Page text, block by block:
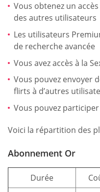
Vous obtenez un
des autres utilisateurs
Les utilisateurs
de recherche avancée
Vous avez accès à la
Vous pouvez envoyer
flirts à d’autres
Vous pouvez
Voici la répartition des
Abonnement Or
Durée